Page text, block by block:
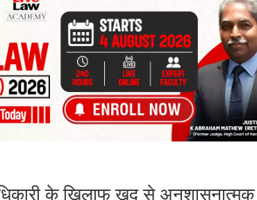
के खिलाफ खुद से अनुशासनात्मक